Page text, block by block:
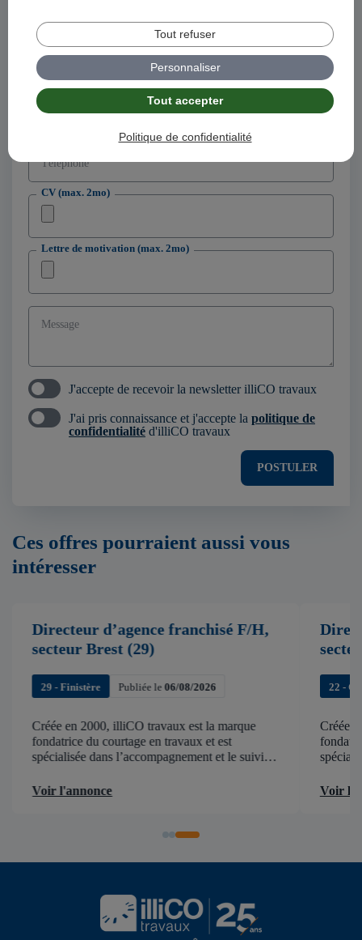
Tout accepter
Tout refuser
Personnaliser
Politique de confidentialité
Adresse email
Téléphone
CV (max. 2mo)
Lettre de motivation (max. 2mo)
Message
J'accepte de recevoir la newsletter illiCO travaux
J'ai pris connaissance et j'accepte la politique de
confidentialité d'illiCO travaux
POSTULER
Ces offres pourraient aussi vous
intéresser
Directeur d’agence franchisé F/H,
secteur Brest (29)
29 - Finistère Publiée le06/08/2026
Créée en 2000, illiCO travaux est la marque
fondatrice du courtage en travaux et est
spécialisée dans l’accompagnement et le suivi
d’accélérer et de faciliter tous les projets […]
Voir l'annonce
22 -
Créée
Voir